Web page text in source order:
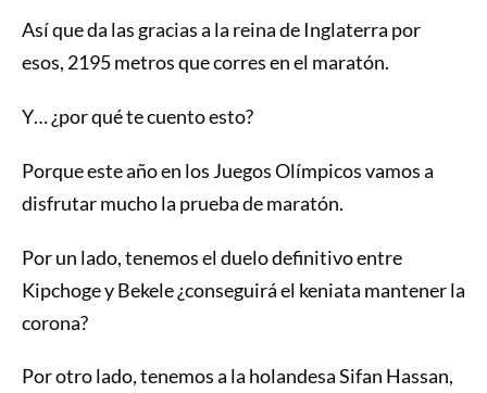
Así que da las gracias a la reina de Inglaterra por
esos, 2195 metros que corres en el maratón.
Y… ¿por qué te cuento esto?
Porque este año en los Juegos Olímpicos vamos a
disfrutar mucho la prueba de maratón.
Por un lado, tenemos el duelo definitivo entre
Kipchoge y Bekele ¿conseguirá el keniata mantener la
corona?
Por otro lado, tenemos a la holandesa Sifan Hassan,